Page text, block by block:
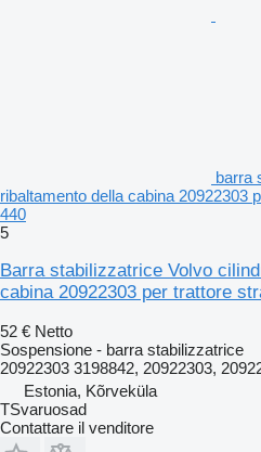
barra
ribaltamento della cabina 20922303
440
5
Barra stabilizzatrice Volvo
cabina 20922303 per trattore
52 € Netto
Sospensione - barra stabilizzatrice
20922303 3198842, 20922303,
Estonia, Kõrveküla
TSvaruosad
Contattare il venditore